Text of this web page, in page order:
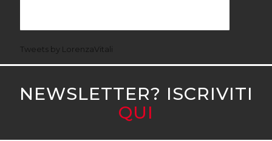
Tweets by LorenzaVitali
NEWSLETTER? ISCRIVITI
QUI